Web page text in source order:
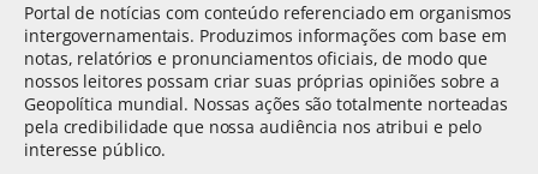
Portal de notícias com conteúdo referenciado em organismos
intergovernamentais. Produzimos informações com base em
notas, relatórios e pronunciamentos oficiais, de modo que
nossos leitores possam criar suas próprias opiniões sobre a
Geopolítica mundial. Nossas ações são totalmente norteadas
pela credibilidade que nossa audiência nos atribui e pelo
interesse público.